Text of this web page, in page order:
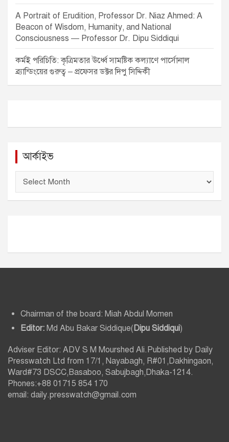
A Portrait of Erudition, Professor Dr. Niaz Ahmed: A
Beacon of Wisdom, Humanity, and National
Consciousness — Professor Dr. Dipu Siddiqui
কর্মই পরিচিতি: কৃত্রিমতার ঊর্ধ্বে সামষ্টিক কল্যাণে পার্সোনাল
ব্র্যান্ডিংয়ের গুরুত্ব – প্রফেসর ডক্টর দিপু সিদ্দিকী
আর্কাইভ
ই
Chairman of the board: Miah Abdul Momen
Editor: Md Abu Bakar Siddique(Dipu Siddiqui)
Adviser Editor: ADV S M Mourshed Ali.Published by Daily
Presswatch Ltd from 17/1, Nayabagh, R#01,Dakhingaon,
Ward#73 DSCC,Basaboo, Sabujbagh,Dhaka-1214.
Phones:+88 01715 854 170
email: daily.presswatch@gmail.com